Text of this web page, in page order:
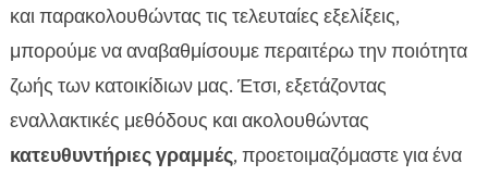
και παρακολουθώντας τις τελευταίες εξελίξεις,
μπορούμε να αναβαθμίσουμε περαιτέρω την ποιότητα
ζωής των κατοικίδιων μας. Έτσι, εξετάζοντας
εναλλακτικές μεθόδους και ακολουθώντας
κατευθυντήριες γραμμές, προετοιμαζόμαστε για ένα